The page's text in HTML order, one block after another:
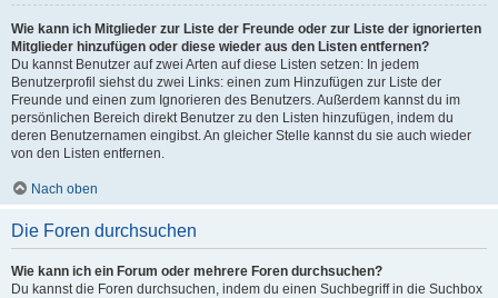
Wie kann ich Mitglieder zur Liste der Freunde oder zur Liste der ignorierten
Mitglieder hinzufügen oder diese wieder aus den Listen entfernen?
Du kannst Benutzer auf zwei Arten auf diese Listen setzen: In jedem
Benutzerprofil siehst du zwei Links: einen zum Hinzufügen zur Liste der
Freunde und einen zum Ignorieren des Benutzers. Außerdem kannst du im
persönlichen Bereich direkt Benutzer zu den Listen hinzufügen, indem du
deren Benutzernamen eingibst. An gleicher Stelle kannst du sie auch wieder
von den Listen entfernen.
Nach oben
Die Foren durchsuchen
Wie kann ich ein Forum oder mehrere Foren durchsuchen?
Du kannst die Foren durchsuchen, indem du einen Suchbegriff in die Suchbox